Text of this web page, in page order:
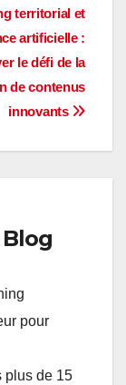
territorial et
artificielle :
le défi de la
de contenus
innovants
pour
plus de 15